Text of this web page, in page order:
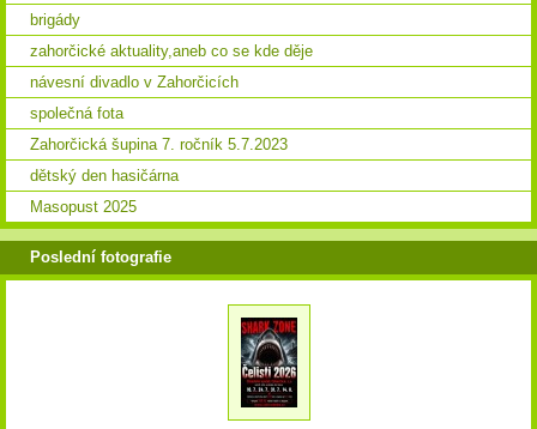
brigády
zahorčické aktuality,aneb co se kde děje
návesní divadlo v Zahorčicích
společná fota
Zahorčická šupina 7. ročník 5.7.2023
dětský den hasičárna
Masopust 2025
Poslední fotografie